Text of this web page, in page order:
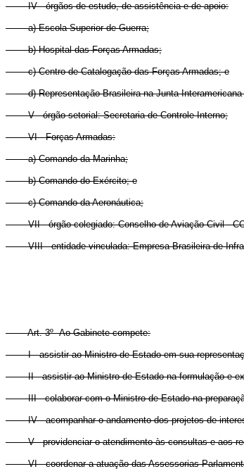
IV - órgãos de estudo, de assistência e de apoio:
a) Escola Superior de Guerra;
b) Hospital das Forças Armadas;
c) Centro de Catalogação das Forças Armadas; e
d) Representação Brasileira na Junta Interamericana
V - órgão setorial: Secretaria de Controle Interno;
VI - Forças Armadas:
a) Comando da Marinha;
b) Comando do Exército; e
c) Comando da Aeronáutica;
VII - órgão colegiado: Conselho de Aviação Civil -
VIII - entidade vinculada: Empresa Brasileira de Infra-
Art. 3º Ao Gabinete compete:
I - assistir ao Ministro de Estado em sua
II - assistir ao Ministro de Estado na formulação e
III - colaborar com o Ministro de Estado na
IV - acompanhar o andamento dos projetos de
V - providenciar o atendimento às consultas e aos
VI - coordenar a atuação das Assessorias